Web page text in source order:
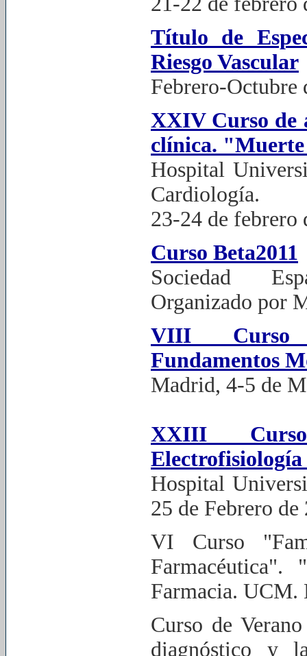
Título de
Riesgo Vascular
Febrero-Octubre
XXIV Curso de
clínica.
Hospital
Cardiología.
23-24 de febrero
Curso Beta2011
Sociedad
Organizado por
VIII Curso
Fundamentos
Madrid, 4-5 de
XXIII
Hospital
25 de Febrero de
VI Curso
Farmacéutica".
Farmacia. UCM.
Curso de
diagnóstico y